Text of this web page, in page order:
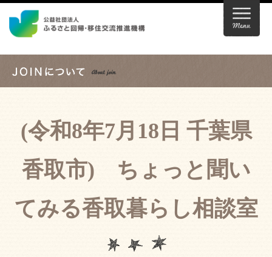
(令和8年7月18日 千葉県
香取市) ちょっと聞い
てみる香取暮らし相談室